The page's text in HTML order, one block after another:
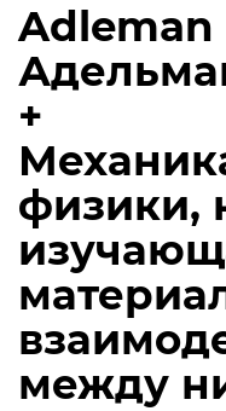
Adleman
+
физики,
между